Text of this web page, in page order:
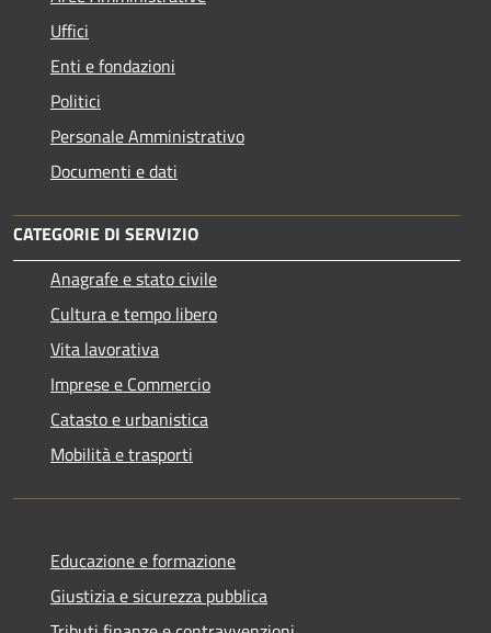
Uffici
Enti e fondazioni
Politici
Personale Amministrativo
Documenti e dati
CATEGORIE DI SERVIZIO
Anagrafe e stato civile
Cultura e tempo libero
Vita lavorativa
Imprese e Commercio
Catasto e urbanistica
Mobilità e trasporti
Educazione e formazione
Giustizia e sicurezza pubblica